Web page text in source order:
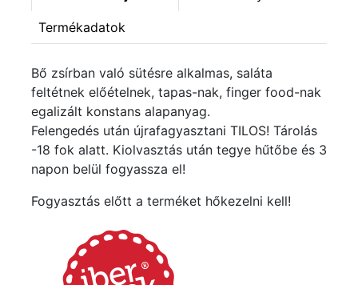
Termékadatok
Bő zsírban való sütésre alkalmas, saláta
feltétnek előételnek, tapas-nak, finger food-nak
egalizált konstans alapanyag.
Felengedés után újrafagyasztani TILOS! Tárolás
-18 fok alatt. Kiolvasztás után tegye hűtőbe és 3
napon belül fogyassza el!
Fogyasztás előtt a terméket hőkezelni kell!